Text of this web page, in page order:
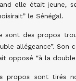
elle était jeune,
le Sénégal.
sont des propos
allégeance”. Son
opposé “à la
propos sont tirés